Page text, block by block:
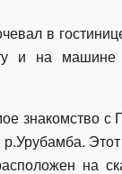
в
и на
знакомство с
на